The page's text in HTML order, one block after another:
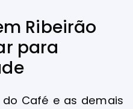
Ribeirão
para
do Café e as demais